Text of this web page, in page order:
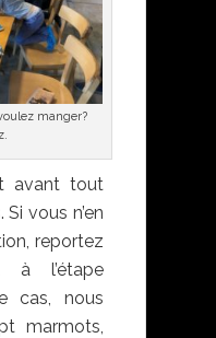
manger?
avant tout
vous n’en
reportez
à l’étape
cas, nous
marmots,